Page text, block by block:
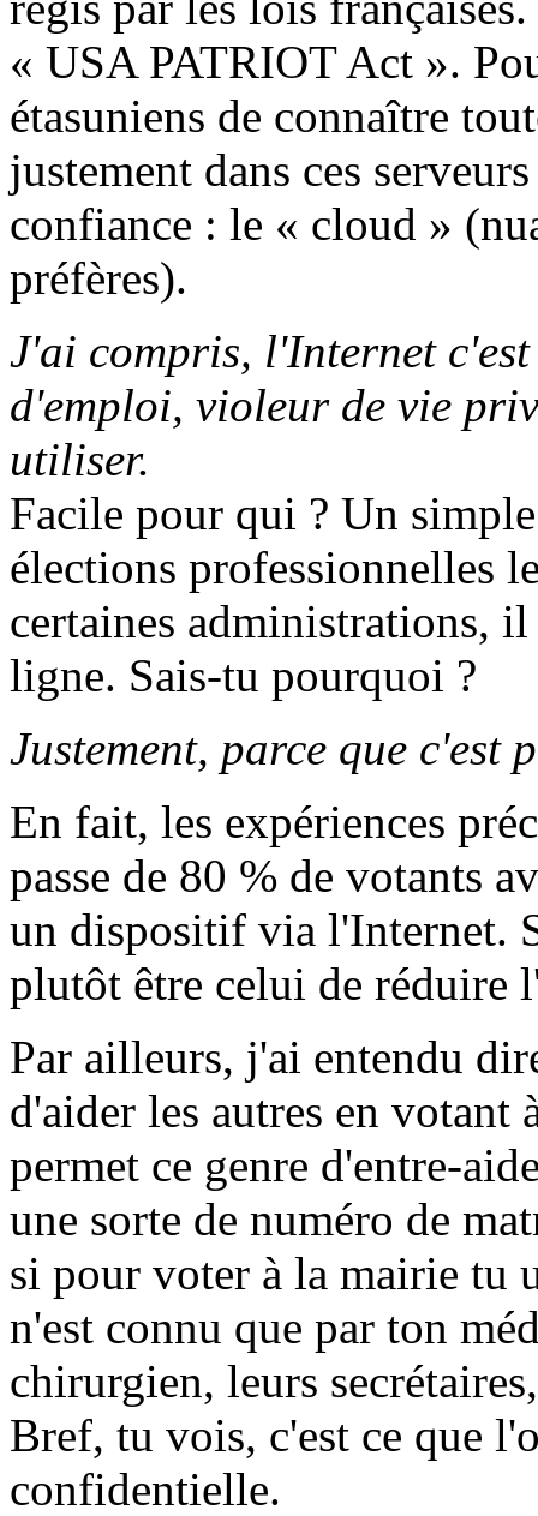
« USA PATRIOT Act ».
étasuniens de connaître
justement dans ces
confiance : le « cloud »
préfères).
J'ai compris, l'Internet
d'emploi, violeur de vie
utiliser.
Facile pour qui ? Un
élections professionnelles
certaines administrations,
ligne. Sais-tu pourquoi ?
Justement, parce que c'est
En fait, les expériences
passe de 80 % de votants
un dispositif via l'Internet.
plutôt être celui de réduire
Par ailleurs, j'ai entendu
d'aider les autres en votant
permet ce genre d'entre-
une sorte de numéro de
si pour voter à la mairie tu
n'est connu que par ton
chirurgien, leurs
Bref, tu vois, c'est ce que
confidentielle.